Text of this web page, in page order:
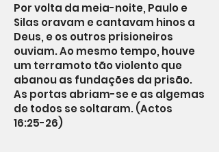
Por volta da meia-noite, Paulo e
Silas oravam e cantavam hinos a
Deus, e os outros prisioneiros
ouviam. Ao mesmo tempo, houve
um terramoto tão violento que
abanou as fundações da prisão.
As portas abriam-se e as algemas
de todos se soltaram. (Actos
16:25-26)